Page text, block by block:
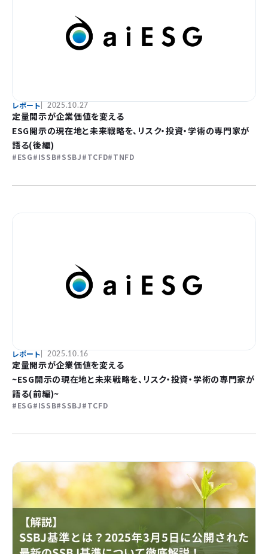
レポート 2025.10.27
定量開示が企業価値を変える
ESG開示の現在地と未来戦略を、リスク・投資・学術の専門家が
語る(後編)
ESG ISSB SSBJ TCFD TNFD
レポート 2025.10.16
定量開示が企業価値を変える
~ESG開示の現在地と未来戦略を、リスク・投資・学術の専門家が
語る(前編)~
ESG ISSB SSBJ TCFD